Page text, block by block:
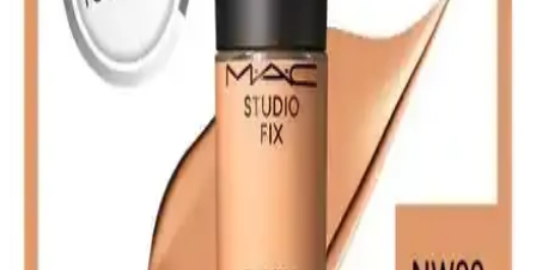
Note Detox & Protect ve Mattifying Extreme Wear fondötenleri
detaylı karşılaştırmasıyla, cilt tipinize uygun en iyi seçeneği
belirleyin. Performans, kapatıcılık ve kullanıcı yorumlarına göre
analiz edilmiştir.
Maybelline ve Rimmel Fondötenleri Karşılaştırması:
Hangi Ürün Sizin İçin Uygun
İki popüler fondöten olan Maybelline Fit Me ve Rimmel Lasting
Finish'in özelliklerini, kullanıcı yorumlarını ve performanslarını
karşılaştırıyoruz, doğru seçimi yapmanız için detaylar burada.